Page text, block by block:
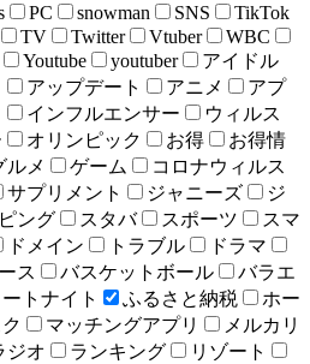
PC snowman SNS
TikTok
TV Twitter Vtuber
WBC
Youtube youtuber
アイドル
アップデート アニメ
アプ
インフルエンサー
ウィルス
オリンピック お得
お得情
ルメ ゲーム
コロナウィルス
サプリメント ジャニーズ
ジ
ング スタバ スポーツ
スマ
ドメイン トラブル
ドラマ
ス バスケットボール
バラエ
トナイト ふるさと納税
ホー
マッチングアプリ
メルカリ
ジオ ランキング
リゾート